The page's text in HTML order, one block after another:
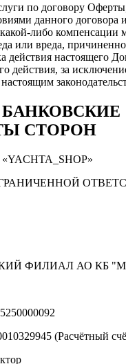
по договору
данного договора
либо компенсации
или вреда,
действия настоящего
действия, за
БАНКОВСКИЕ
СТОРОН
«YACHTA_SHOP»
ФИЛИАЛ АО КБ
(Расчётный